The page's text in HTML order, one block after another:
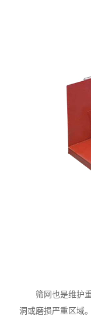
筛网也是维护重
洞或磨损严重区域